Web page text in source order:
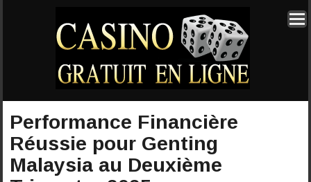
Performance Financière
Réussie pour Genting
Malaysia au Deuxième